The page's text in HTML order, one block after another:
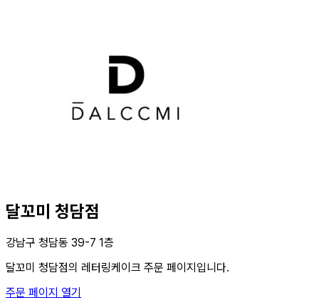
달꼬미 청담점
강남구 청담동 39-7 1층
달꼬미 청담점의 레터링케이크 주문 페이지입니다.
주문 페이지 열기